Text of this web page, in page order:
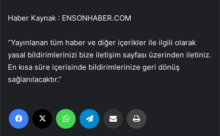
Haber Kaynak : ENSONHABER.COM
“Yayınlanan tüm haber ve diğer içerikler ile ilgili olarak
yasal bildirimlerinizi bize iletişim sayfası üzerinden iletiniz.
En kısa süre içerisinde bildirimlerinize geri dönüş
sağlanılacaktır.”
Facebook WhatsApp Email'den paylaş